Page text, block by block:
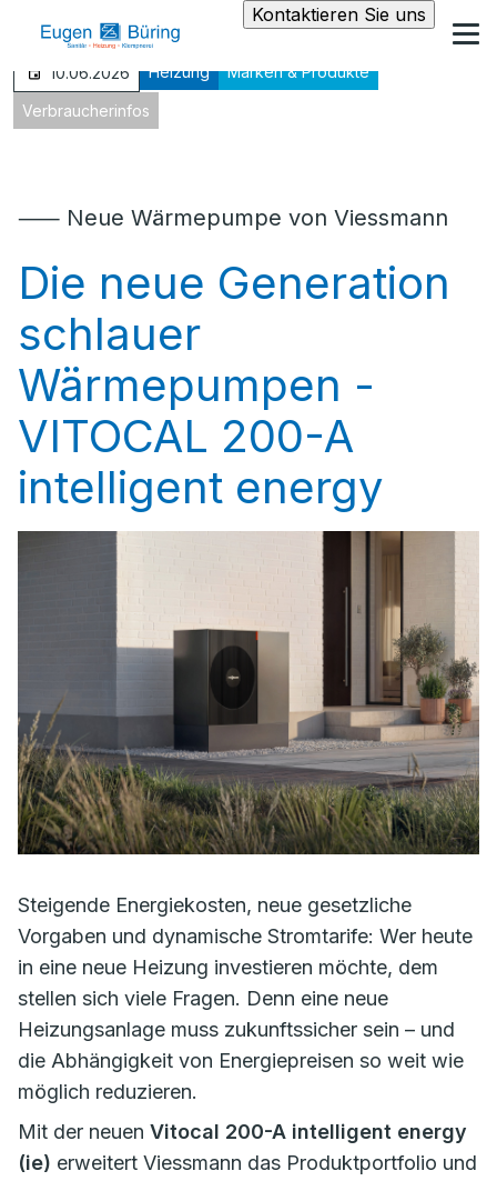
Kontaktieren Sie uns
10.06.2026 Heizung Marken & Produkte
Verbraucherinfos
⸺ Neue Wärmepumpe von Viessmann
Die neue Generation
schlauer
Wärmepumpen -
VITOCAL 200-A
intelligent energy
Steigende Energiekosten, neue gesetzliche
Vorgaben und dynamische Stromtarife: Wer heute
in eine neue Heizung investieren möchte, dem
stellen sich viele Fragen. Denn eine neue
Heizungsanlage muss zukunftssicher sein – und
die Abhängigkeit von Energiepreisen so weit wie
möglich reduzieren.
Mit der neuen Vitocal 200-A intelligent energy
(ie) erweitert Viessmann das Produktportfolio und